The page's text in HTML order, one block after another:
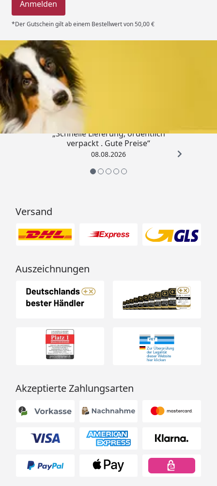
Anmelden
*Der Gutschein gilt ab einem Bestellwert von 50,00 €
Trusted Shops
„Schnelle Lieferung, ordentlich
verpackt . Gute Preise“
08.08.2026
Versand
Auszeichnungen
Akzeptierte Zahlungsarten